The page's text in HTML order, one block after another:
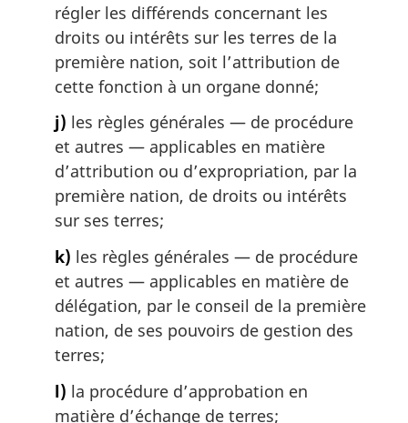
régler les différends concernant les
droits ou intérêts sur les terres de la
première nation, soit l’attribution de
cette fonction à un organe donné;
j) les règles générales — de procédure
et autres — applicables en matière
d’attribution ou d’expropriation, par la
première nation, de droits ou intérêts
sur ses terres;
k) les règles générales — de procédure
et autres — applicables en matière de
délégation, par le conseil de la première
nation, de ses pouvoirs de gestion des
terres;
l) la procédure d’approbation en
matière d’échange de terres;